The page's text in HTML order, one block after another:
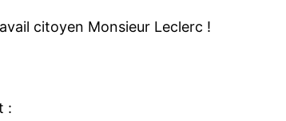
citoyen Monsieur Leclerc !
: